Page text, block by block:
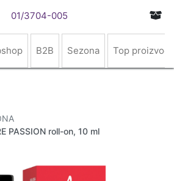
01/3704-005
B2B Sezona Top proizvodi
PASSION roll-on, 10 ml